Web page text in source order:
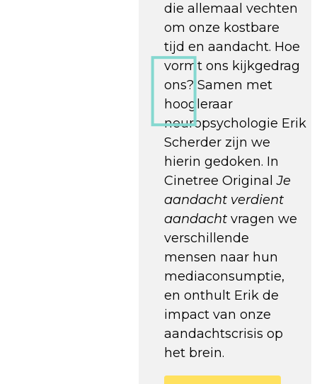
die allemaal vechten
om onze kostbare
tijd en aandacht. Hoe
vormt ons kijkgedrag
ons? Samen met
hoogleraar
neuropsychologie Erik
Scherder zijn we
hierin gedoken. In
Cinetree OriginalJe
aandacht verdient
aandacht vragen we
verschillende
mensen naar hun
mediaconsumptie,
en onthult Erik de
impact van onze
aandachtscrisis op
het brein.